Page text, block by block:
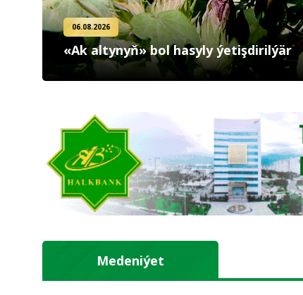
06.08.2026
«Ak altynyň» bol hasyly ýetişdirilýär
Medeniýet